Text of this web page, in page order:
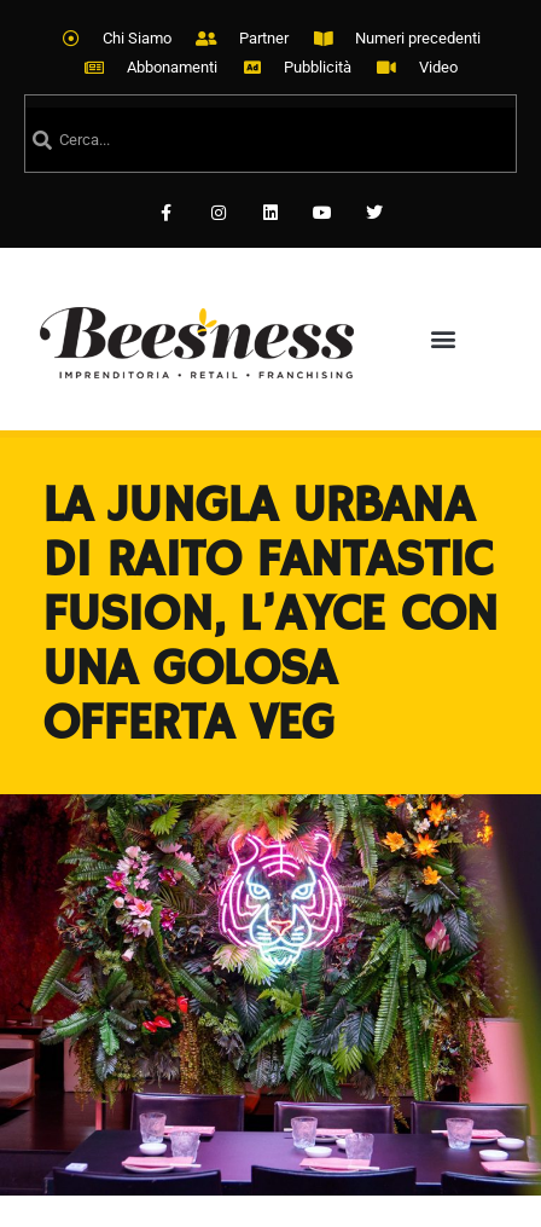
Chi Siamo Partner
Numeri precedenti
Abbonamenti
Pubblicità Video
LA JUNGLA URBANA
DI RAITO FANTASTIC
FUSION, L’AYCE CON
UNA GOLOSA
OFFERTA VEG